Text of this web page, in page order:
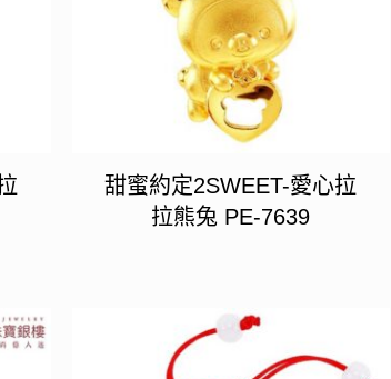
甜蜜約定2SWEET-愛心拉
拉熊兔 PE-7639